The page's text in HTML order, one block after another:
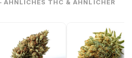
THC & ÄHNLICHER